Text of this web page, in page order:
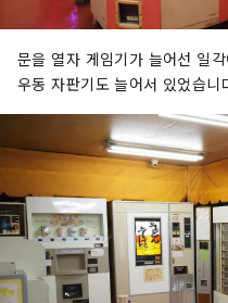
문을 열자 게임기가 늘어선 일
우동 자판기도 늘어서 있었습니